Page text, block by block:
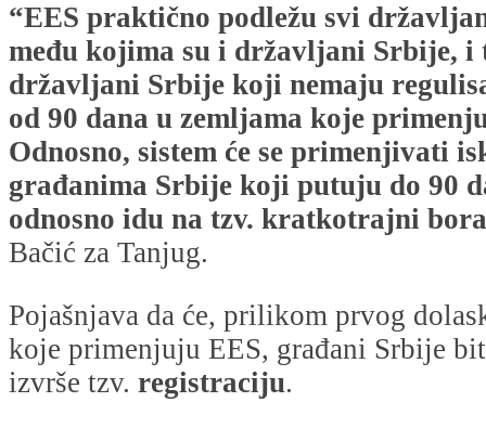
“EES praktično podležu svi
među kojima su i državljani Srbije,
državljani Srbije koji nemaju
od 90 dana u zemljama koje
Odnosno, sistem će se primenjivati
građanima Srbije koji putuju do 90
odnosno idu na tzv. kratkotrajni
Bačić za Tanjug.
Pojašnjava da će, prilikom prvog
koje primenjuju EES, građani Srbije
izvrše tzv. registraciju.